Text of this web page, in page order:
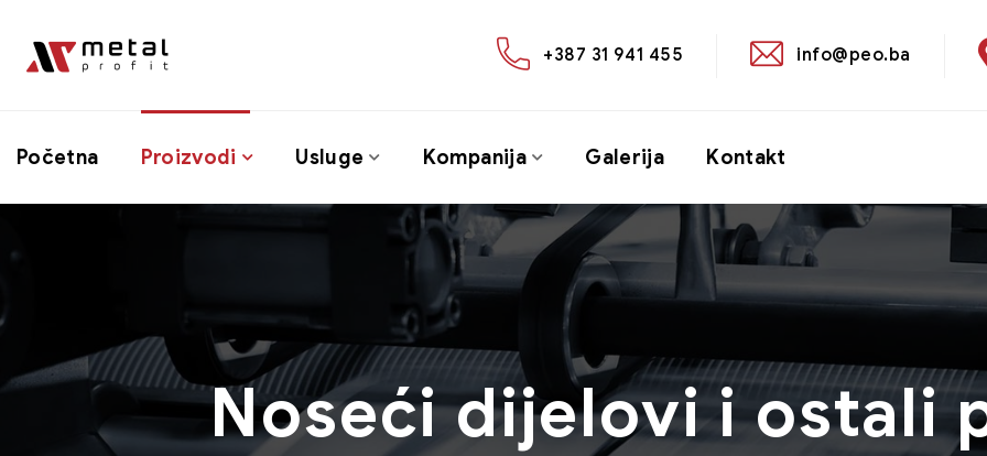
+387 31 941 455 info@peo.ba
Početna Proizvodi Usluge Kompanija Galerija Kontakt
Noseći dijelovi i ostali